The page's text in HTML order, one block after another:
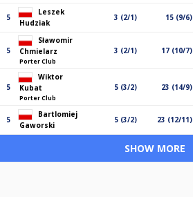
5
Leszek
Hudziak
3 (2/1) 15 (9/6)
5
Sławomir
Chmielarz
Porter Club
3 (2/1) 17 (10/7)
5
Wiktor
Kubat
Porter Club
5 (3/2) 23 (14/9)
5
Bartlomiej
Gaworski
5 (3/2) 23 (12/11)
SHOW MORE